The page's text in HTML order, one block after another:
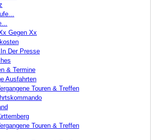
Gegen Xx
Der Presse
& Termine
Ausfahrten
Touren & Treffen
Touren & Treffen